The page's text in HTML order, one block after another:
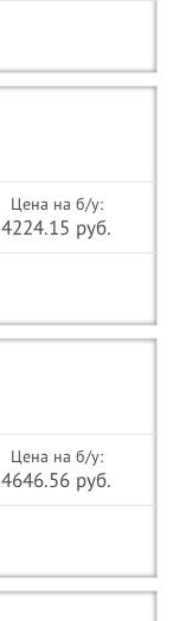
Цена на б/у:
4224.15 руб.
Цена на б/у:
4646.56 руб.